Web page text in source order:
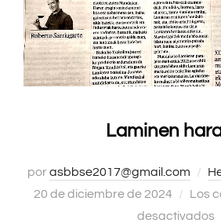
Laminen
porasbbse2017@gmail.com
20 de diciembre de 2024
Los
desactivados